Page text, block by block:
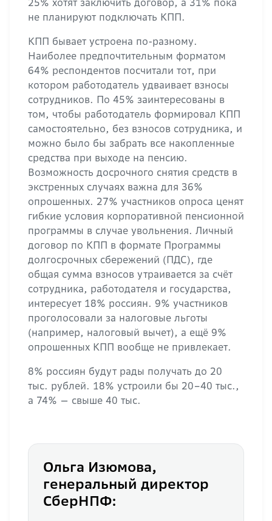
25% хотят заключить договор, а 31% пока
не планируют подключать КПП.
КПП бывает устроена по-разному.
Наиболее предпочтительным форматом
64% респондентов посчитали тот, при
котором работодатель удваивает взносы
сотрудников. По 45% заинтересованы в
том, чтобы работодатель формировал КПП
самостоятельно, без взносов сотрудника, и
можно было бы забрать все накопленные
средства при выходе на пенсию.
Возможность досрочного снятия средств в
экстренных случаях важна для 36%
опрошенных. 27% участников опроса ценят
гибкие условия корпоративной пенсионной
программы в случае увольнения. Личный
договор по КПП в формате Программы
долгосрочных сбережений (ПДС), где
общая сумма взносов утраивается за счёт
сотрудника, работодателя и государства,
интересует 18% россиян. 9% участников
проголосовали за налоговые льготы
(например, налоговый вычет), а ещё 9%
опрошенных КПП вообще не привлекает.
8% россиян будут рады получать до 20
тыс. рублей. 18% устроили бы 20–40 тыс.,
а 74% — свыше 40 тыс.
Ольга Изюмова,
генеральный директор
СберНПФ: